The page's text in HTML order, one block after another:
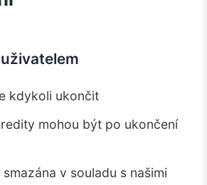
uživatelem
kdykoli ukončit
mohou být po ukončení
v souladu s našimi